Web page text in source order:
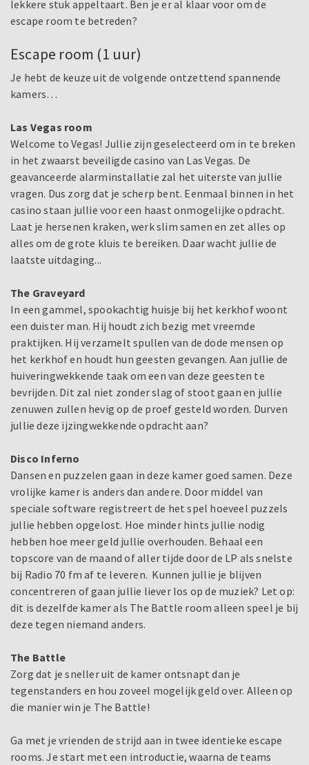
lekkere stuk appeltaart. Ben je er al klaar voor om de
escape room te betreden?
Escape room (1 uur)
Je hebt de keuze uit de volgende ontzettend spannende
kamers…
Las Vegas room
Welcome to Vegas! Jullie zijn geselecteerd om in te breken
in het zwaarst beveiligde casino van Las Vegas. De
geavanceerde alarminstallatie zal het uiterste van jullie
vragen. Dus zorg dat je scherp bent. Eenmaal binnen in het
casino staan jullie voor een haast onmogelijke opdracht.
Laat je hersenen kraken, werk slim samen en zet alles op
alles om de grote kluis te bereiken. Daar wacht jullie de
laatste uitdaging...
The Graveyard
In een gammel, spookachtig huisje bij het kerkhof woont
een duister man. Hij houdt zich bezig met vreemde
praktijken. Hij verzamelt spullen van de dode mensen op
het kerkhof en houdt hun geesten gevangen. Aan jullie de
huiveringwekkende taak om een van deze geesten te
bevrijden. Dit zal niet zonder slag of stoot gaan en jullie
zenuwen zullen hevig op de proef gesteld worden. Durven
jullie deze ijzingwekkende opdracht aan?
Disco Inferno
Dansen en puzzelen gaan in deze kamer goed samen. Deze
vrolijke kamer is anders dan andere. Door middel van
speciale software registreert de het spel hoeveel puzzels
jullie hebben opgelost. Hoe minder hints jullie nodig
hebben hoe meer geld jullie overhouden. Behaal een
topscore van de maand of aller tijde door de LP als snelste
bij Radio 70 fm af te leveren. Kunnen jullie je blijven
concentreren of gaan jullie liever los op de muziek? Let op:
dit is dezelfde kamer als The Battle room alleen speel je bij
deze tegen niemand anders.
The Battle
Zorg dat je sneller uit de kamer ontsnapt dan je
tegenstanders en hou zoveel mogelijk geld over. Alleen op
die manier win je The Battle!
Ga met je vrienden de strijd aan in twee identieke escape
rooms. Je start met een introductie, waarna de teams